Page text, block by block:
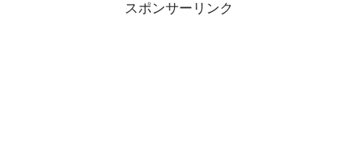
スポンサーリンク